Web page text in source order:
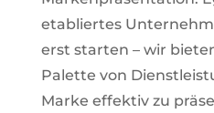
etabliertes
erst starten – wir
Palette von
Marke effektiv zu